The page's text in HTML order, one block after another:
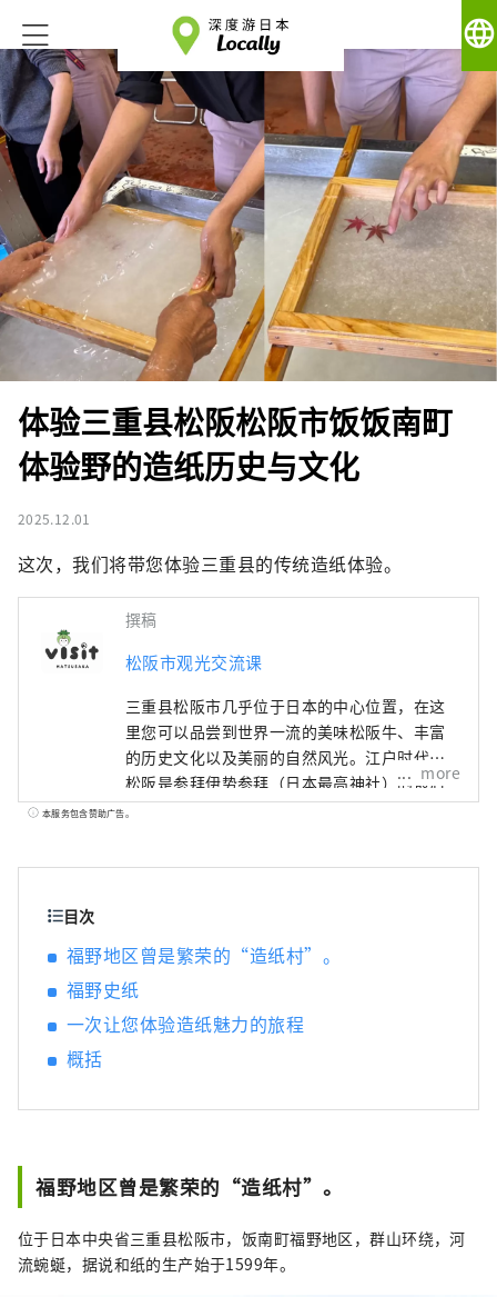
language
体验三重县松阪松阪市饭饭南町
体验野的造纸历史与文化
2025.12.01
这次，我们将带您体验三重县的传统造纸体验。
撰稿
松阪市观光交流课
三重县松阪市几乎位于日本的中心位置，在这
里您可以品尝到世界一流的美味松阪牛、丰富
的历史文化以及美丽的自然风光。江户时代，
松阪是参拜伊势参拜（日本最高神社）的最后
驿站。这些商人在江户成功地进行了松阪棉花
more
本服务包含赞助广告。
目次
福野地区曾是繁荣的“造纸村”。
福野史纸
一次让您体验造纸魅力的旅程
概括
福野地区曾是繁荣的“造纸村”。
位于日本中央省三重县松阪市，饭南町福野地区，群山环绕，河
流蜿蜒，据说和纸的生产始于1599年。